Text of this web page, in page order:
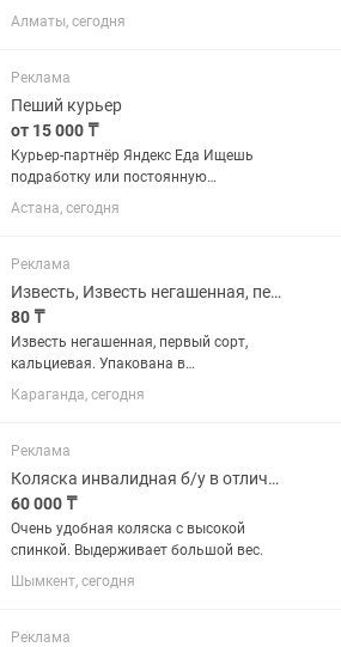
детские но в основном только большие
Алматы, сегодня
Реклама
Пеший курьер
от 15 000 ₸
Курьер-партнёр Яндекс Еда Ищешь
подработку или постоянную
занятость? Присоединяйся к команде
курьеров-партнёров Яндекс Еды!
удобно. Пешком, на велосипеде, авто
или...
Астана, сегодня
Реклама
Известь, Известь негашенная, первый сорт, ГОСТ, Белоснежная.
80 ₸
Известь негашенная, первый сорт,
кальциевая. Упакована в
полипропиленовые мешки. ПРИ
ПОКУПКЕ от 25 ТОНН, ЦЕНА 80 тенге.
Цена за кг с доставкой — 200 кг — 999...
Караганда, сегодня
Реклама
Коляска инвалидная б/у в отличном состоянии. Высокая спинка. Очень удобная.
60 000 ₸
Очень удобная коляска с высокой
спинкой. Выдерживает большой вес.
Шымкент, сегодня
Реклама